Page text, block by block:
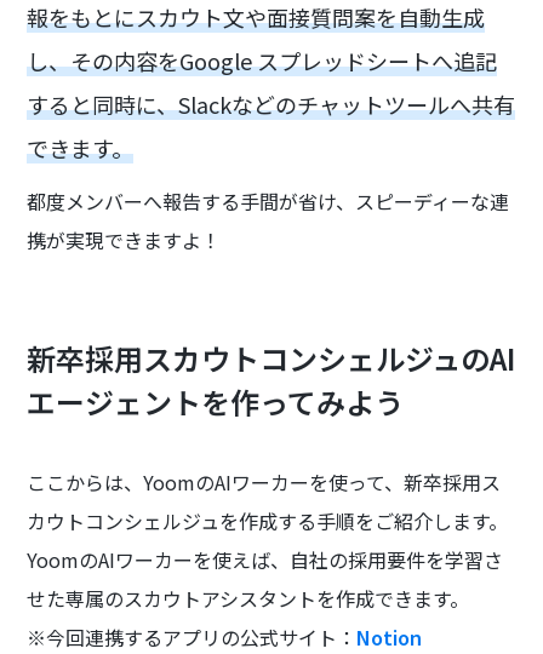
報をもとにスカウト文や面接質問案を自動生成
し、その内容をGoogle スプレッドシートへ追記
すると同時に、Slackなどのチャットツールへ共有
できます。
都度メンバーへ報告する手間が省け、スピーディーな連
携が実現できますよ！
新卒採用スカウトコンシェルジュのAI
エージェントを作ってみよう
ここからは、YoomのAIワーカーを使って、新卒採用ス
カウトコンシェルジュを作成する手順をご紹介します。
YoomのAIワーカーを使えば、自社の採用要件を学習さ
せた専属のスカウトアシスタントを作成できます。
※今回連携するアプリの公式サイト： Notion